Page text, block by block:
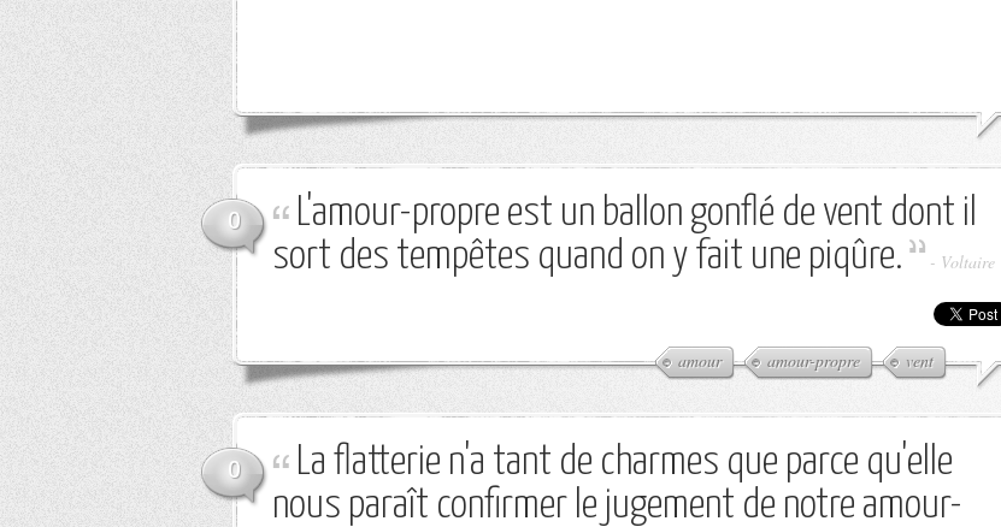
0
L'amour-propre est un ballon gonflé de vent dont il
sort des tempêtes quand on y fait une piqûre.
- Voltaire
amour amour-propre vent
0
La flatterie n'a tant de charmes que parce qu'elle
nous paraît confirmer le jugement de notre amour-